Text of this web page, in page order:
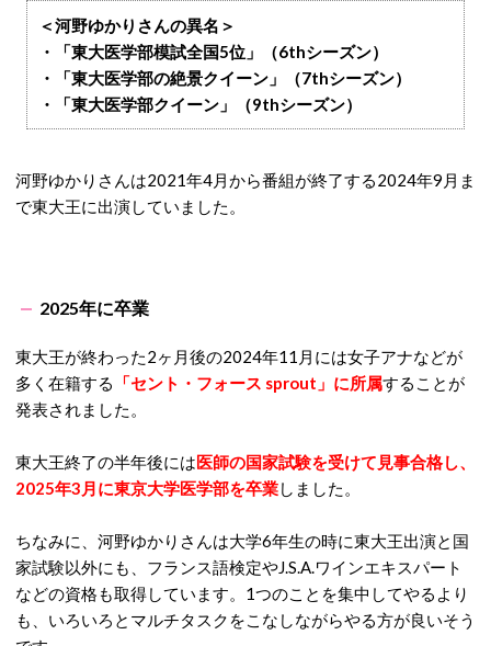
＜河野ゆかりさんの異名＞
・「東大医学部模試全国5位」（6thシーズン）
・「東大医学部の絶景クイーン」（7thシーズン）
・「東大医学部クイーン」（9thシーズン）
河野ゆかりさんは2021年4月から番組が終了する2024年9月ま
で東大王に出演していました。
2025年に卒業
東大王が終わった2ヶ月後の2024年11月には女子アナなどが
多く在籍する
「セント・フォース sprout」に所属することが
発表されました。
東大王終了の半年後には医師の国家試験を受けて見事合格し、
2025年3月に東京大学医学部を卒業しました。
ちなみに、河野ゆかりさんは大学6年生の時に東大王出演と国
家試験以外にも、フランス語検定やJ.S.A.ワインエキスパート
などの資格も取得しています。1つのことを集中してやるより
も、いろいろとマルチタスクをこなしながらやる方が良いそう